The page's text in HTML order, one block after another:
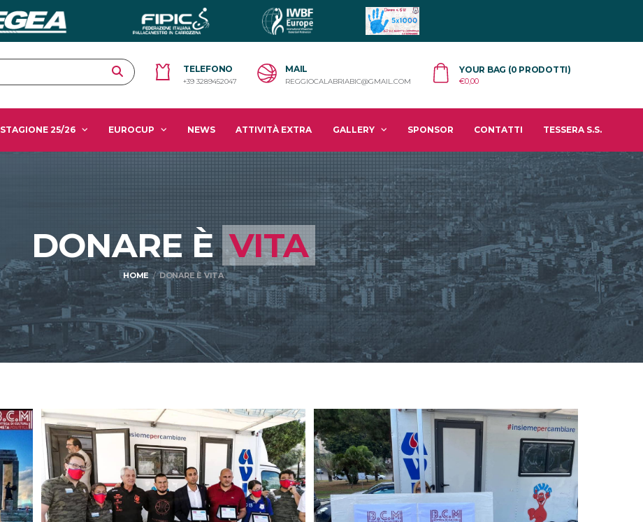
TELEFONO
+39 3289452047
MAIL
REGGIOCALABRIABIC@GMAIL.COM
YOUR BAG (0 PRODOTTI)
€0,00
STAGIONE 25/26 EUROCUP NEWS ATTIVITÀ EXTRA GALLERY SPONSOR CONTATTI TESSERA S.S.
DONARE ÈVITA
HOME DONARE È VITA